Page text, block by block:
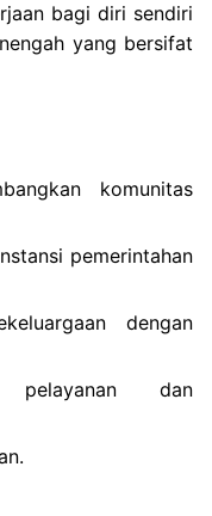
bagi diri sendiri
yang bersifat
komunitas
pemerintahan
dengan
pelayanan dan